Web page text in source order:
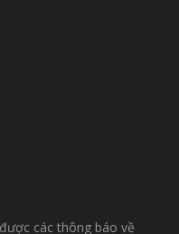
các thông báo về